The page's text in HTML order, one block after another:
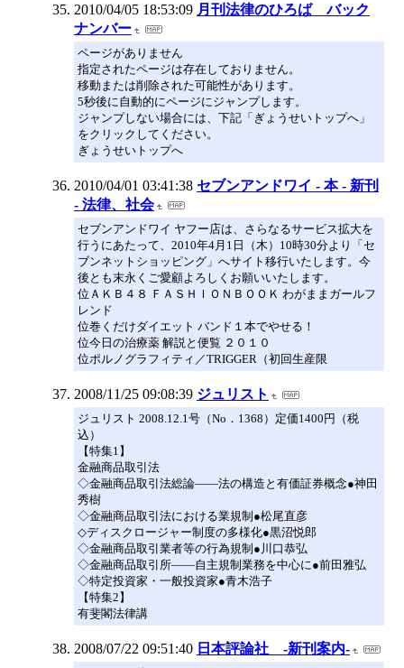
2010/04/05 18:53:09 月刊法律のひろば バック
ナンバー
ページがありません
指定されたページは存在しておりません。
移動または削除された可能性があります。
5秒後に自動的にページにジャンプします。
ジャンプしない場合には、下記「ぎょうせいトップへ」
をクリックしてください。
ぎょうせいトップへ
2010/04/01 03:41:38 セブンアンドワイ - 本 - 新刊
- 法律、社会
セブンアンドワイ ヤフー店は、さらなるサービス拡大を
行うにあたって、2010年4月1日（木）10時30分より「セ
ブンネットショッピング」へサイト移行いたします。今
後とも末永くご愛顧よろしくお願いいたします。
位ＡＫＢ４８ ＦＡＳＨＩＯＮＢＯＯＫ わがままガールフ
レンド
位巻くだけダイエット バンド１本でやせる！
位今日の治療薬 解説と便覧 ２０１０
位ポルノグラフィティ／TRIGGER（初回生産限
2008/11/25 09:08:39 ジュリスト
ジュリスト 2008.12.1号（No．1368）定価1400円（税
込）
【特集1】
金融商品取引法
◇金融商品取引法総論――法の構造と有価証券概念●神田
秀樹
◇金融商品取引法における業規制●松尾直彦
◇ディスクロージャー制度の多様化●黒沼悦郎
◇金融商品取引業者等の行為規制●川口恭弘
◇金融商品取引所――自主規制業務を中心に●前田雅弘
◇特定投資家・一般投資家●青木浩子
【特集2】
有斐閣法律講
2008/07/22 09:51:40 日本評論社 -新刊案内-